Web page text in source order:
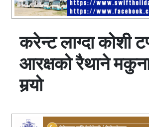
करेन्ट लाग्दा कोशी
आरक्षको रैथाने मकुना
मर्‍यो